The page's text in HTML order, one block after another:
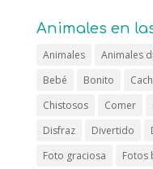
Animales en
Animales Animales
Bebé
Bonito
Chistosos
Comer
Disfraz
Divertido
Foto graciosa
Fotos